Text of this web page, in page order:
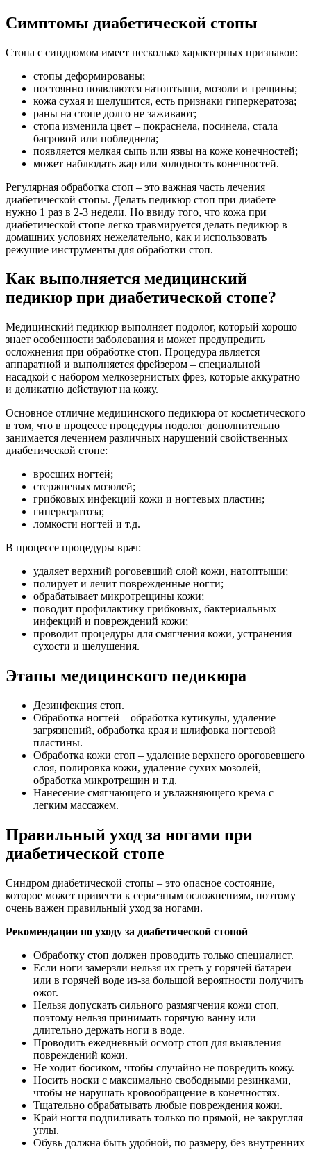
Симптомы диабетической стопы
Стопа с синдромом имеет несколько характерных признаков:
стопы деформированы;
постоянно появляются натоптыши, мозоли и трещины;
кожа сухая и шелушится, есть признаки гиперкератоза;
раны на стопе долго не заживают;
стопа изменила цвет – покраснела, посинела, стала
багровой или побледнела;
появляется мелкая сыпь или язвы на коже конечностей;
может наблюдать жар или холодность конечностей.
Регулярная обработка стоп – это важная часть лечения
диабетической стопы. Делать педикюр стоп при диабете
нужно 1 раз в 2-3 недели. Но ввиду того, что кожа при
диабетической стопе легко травмируется делать педикюр в
домашних условиях нежелательно, как и использовать
режущие инструменты для обработки стоп.
Как выполняется медицинский
педикюр при диабетической стопе?
Медицинский педикюр выполняет подолог, который хорошо
знает особенности заболевания и может предупредить
осложнения при обработке стоп. Процедура является
аппаратной и выполняется фрейзером – специальной
насадкой с набором мелкозернистых фрез, которые аккуратно
и деликатно действуют на кожу.
Основное отличие медицинского педикюра от косметического
в том, что в процессе процедуры подолог дополнительно
занимается лечением различных нарушений свойственных
диабетической стопе:
вросших ногтей;
стержневых мозолей;
грибковых инфекций кожи и ногтевых пластин;
гиперкератоза;
ломкости ногтей и т.д.
В процессе процедуры врач:
удаляет верхний роговевший слой кожи, натоптыши;
полирует и лечит поврежденные ногти;
обрабатывает микротрещины кожи;
поводит профилактику грибковых, бактериальных
инфекций и повреждений кожи;
проводит процедуры для смягчения кожи, устранения
сухости и шелушения.
Этапы медицинского педикюра
Дезинфекция стоп.
Обработка ногтей – обработка кутикулы, удаление
загрязнений, обработка края и шлифовка ногтевой
пластины.
Обработка кожи стоп – удаление верхнего ороговевшего
слоя, полировка кожи, удаление сухих мозолей,
обработка микротрещин и т.д.
Нанесение смягчающего и увлажняющего крема с
легким массажем.
Правильный уход за ногами при
диабетической стопе
Синдром диабетической стопы – это опасное состояние,
которое может привести к серьезным осложнениям, поэтому
очень важен правильный уход за ногами.
Рекомендации по уходу за диабетической стопой
Обработку стоп должен проводить только специалист.
Если ноги замерзли нельзя их греть у горячей батареи
или в горячей воде из-за большой вероятности получить
ожог.
Нельзя допускать сильного размягчения кожи стоп,
поэтому нельзя принимать горячую ванну или
длительно держать ноги в воде.
Проводить ежедневный осмотр стоп для выявления
повреждений кожи.
Не ходит босиком, чтобы случайно не повредить кожу.
Носить носки с максимально свободными резинками,
чтобы не нарушать кровообращение в конечностях.
Тщательно обрабатывать любые повреждения кожи.
Край ногтя подпиливать только по прямой, не закругляя
углы.
Обувь должна быть удобной, по размеру, без внутренних